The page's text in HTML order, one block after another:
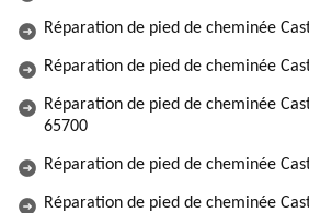
Réparation de pied de cheminée
Réparation de pied de cheminée
Réparation de pied de cheminée
65700
Réparation de pied de cheminée
Réparation de pied de cheminée